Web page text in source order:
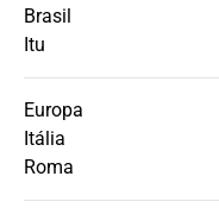
Brasil
Itu
Europa
Itália
Roma